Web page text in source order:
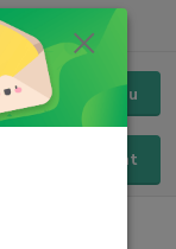
Menu
Hledat